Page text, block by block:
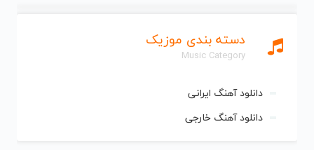
دسته بندی موزیک
Music Category
دانلود آهنگ ایرانی
دانلود آهنگ خارجی